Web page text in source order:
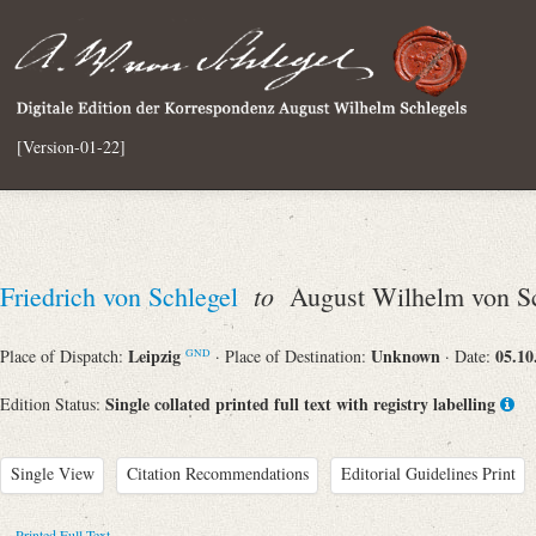
[Version-01-22]
Friedrich von Schlegel to August Wilhelm von
Place of Dispatch: Leipzig GND · Place of Destination: Unknown · Date:
Edition Status: Single collated printed full text with registry labelling
Single View Citation Recommendations Editorial Guidelines Print